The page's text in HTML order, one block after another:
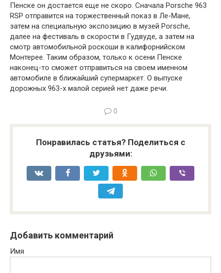
Пенске он достается еще не скоро. Сначала Porsche 963
RSP отправится на торжественный показ в Ле-Мане,
затем на специальную экспозицию в музей Porsche,
далее на фестиваль в скорости в Гудвуде, а затем на
смотр автомобильной роскоши в калифорнийском
Монтерее. Таким образом, только к осени Пенске
наконец-то сможет отправиться на своем именном
автомобиле в ближайший супермаркет. О выпуске
дорожных 963-х малой серией нет даже речи.
0
Понравилась статья? Поделиться с
друзьями:
Добавить комментарий
Имя